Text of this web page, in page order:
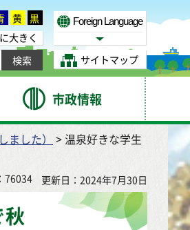
黄 黒
大きく
Foreign Language
Select Language
サイトマップ
市政情報
した）
> 温泉好きな学生
76034 更新日：2024年7月30日